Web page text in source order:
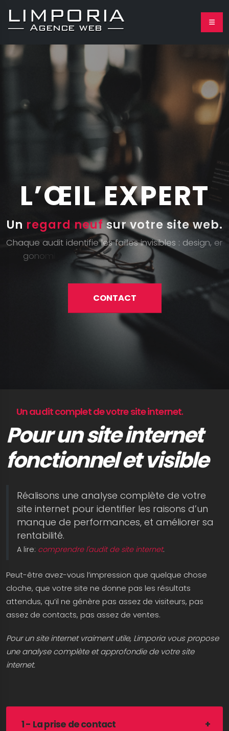
L’ŒIL EXPERT
Un regard neufsur votre site web.
Chaque audit identifie les failles invisibles : design, er
gono erformance
CONTACT
Un audit complet de votre site internet.
Pour un site internet
fonctionnel et visible
Réalisons une analyse complète de votre
site internet pour identifier les raisons d’un
manque de performances, et améliorer sa
rentabilité.
A lire: comprendre l'audit de site internet.
Peut-être avez-vous l’impression que quelque chose
cloche, que votre site ne donne pas les résultats
attendus, qu’il ne génère pas assez de visiteurs, pas
assez de contacts, pas assez de ventes.
Pour un site internet vraiment utile, Limporia vous propose
une analyse complète et approfondie de votre site
internet.
1 - La prise de contact